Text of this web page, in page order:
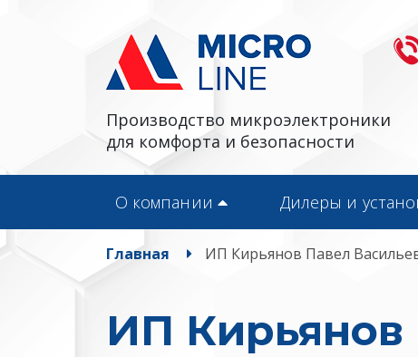
Производство микроэлектроники
для комфорта и безопасности
О компании Дилеры и
Главная ИП Кирьянов Павел
ИП Кирьянов